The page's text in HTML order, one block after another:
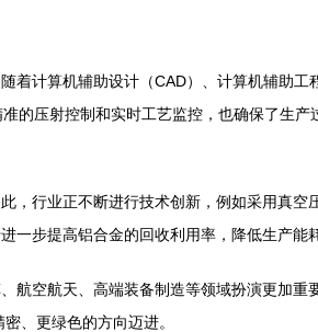
着计算机辅助设计（CAD）、计算机辅助工
的压射控制和实时工艺监控，也确保了生产
，行业正不断进行技术创新，例如采用真空
步提高铝合金的回收利用率，降低生产能耗
航空航天、高端装备制造等领域扮演更加重
、更绿色的方向迈进。